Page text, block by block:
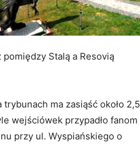
Stalą a Resovią
ma zasiąść około 2,5
wejściówek przypadło fanom
przy ul. Wyspiańskiego o